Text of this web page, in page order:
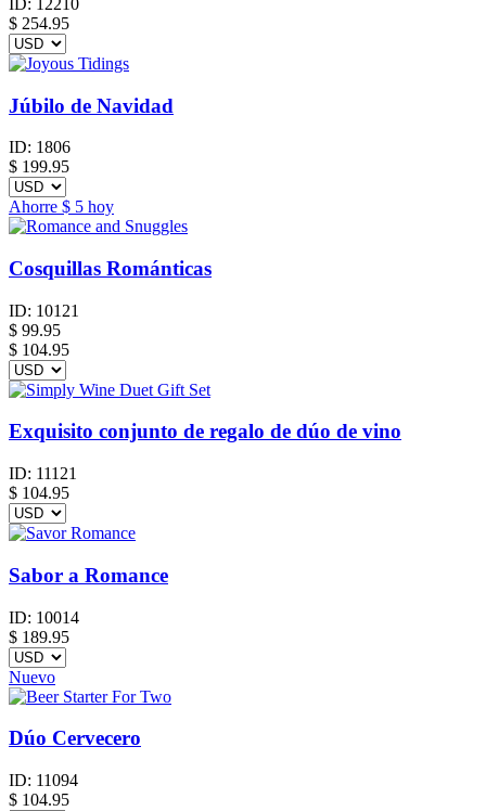
$ 254.95
Júbilo de Navidad
ID: 1806
$ 199.95
Ahorre $ 5 hoy
Cosquillas Románticas
ID: 10121
$ 99.95
$ 104.95
Exquisito conjunto de regalo de dúo de vino
ID: 11121
$ 104.95
Sabor a Romance
ID: 10014
$ 189.95
Nuevo
Dúo Cervecero
ID: 11094
$ 104.95